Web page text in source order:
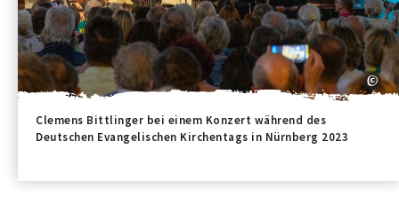
Clemens Bittlinger bei einem Konzert während des
Deutschen Evangelischen Kirchentags in Nürnberg 2023